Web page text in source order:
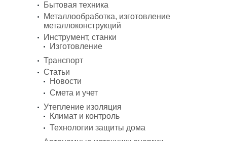
Бытовая техника
Металлообработка, изготовление
металлоконструкций
Инструмент, станки
Изготовление
Транспорт
Статьи
Новости
Смета и учет
Утепление изоляция
Климат и контроль
Технологии защиты дома